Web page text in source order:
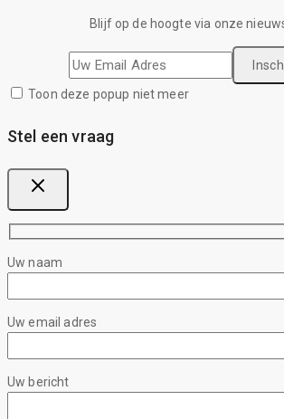
Blijf op de hoogte via onze
Toon deze popup niet meer
Stel een vraag
Uw naam
Uw email adres
Uw bericht